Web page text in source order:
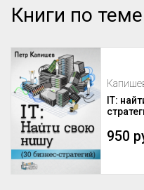
Книги по теме
IT:
950